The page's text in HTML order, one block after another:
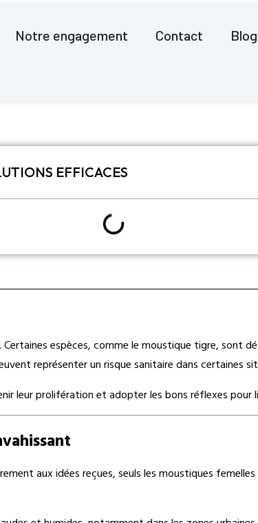
Notre engagement Contact Blog
EFFICACES
espèces, comme le moustique tigre, sont
représenter un risque sanitaire dans certaines
leur prolifération et adopter les bons réflexes
aux idées reçues, seuls les moustiques